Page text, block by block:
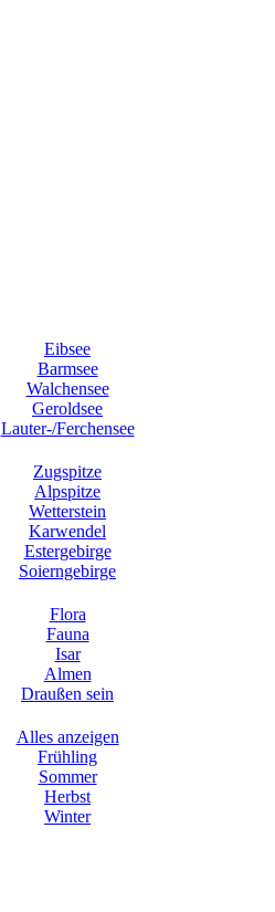
Eibsee
Barmsee
Walchensee
Geroldsee
Lauter-/Ferchensee
Zugspitze
Alpspitze
Wetterstein
Karwendel
Estergebirge
Soierngebirge
Flora
Fauna
Isar
Almen
Draußen sein
Alles anzeigen
Frühling
Sommer
Herbst
Winter